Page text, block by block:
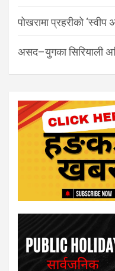
पोखरामा प्रहरीको
असद–युगका सिरियाली